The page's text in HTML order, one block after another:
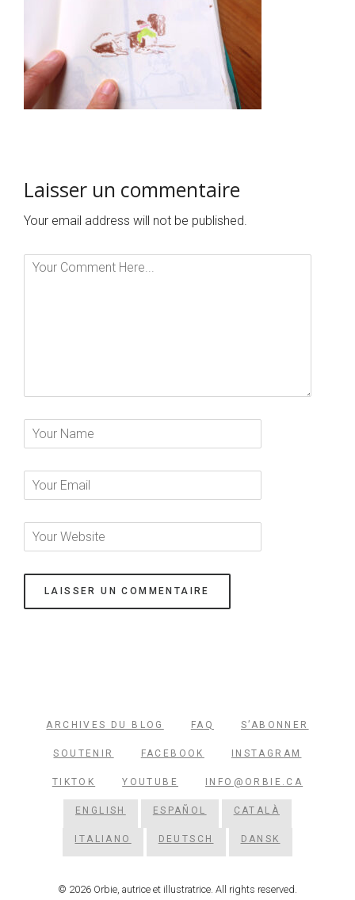
Laisser un commentaire
Your email address will not be published.
ARCHIVES DU BLOG FAQ S’ABONNER
SOUTENIR FACEBOOK INSTAGRAM
TIKTOK YOUTUBE INFO@ORBIE.CA
ENGLISH ESPAÑOL CATALÀ
ITALIANO DEUTSCH DANSK
© 2026 Orbie, autrice et illustratrice. All rights reserved.